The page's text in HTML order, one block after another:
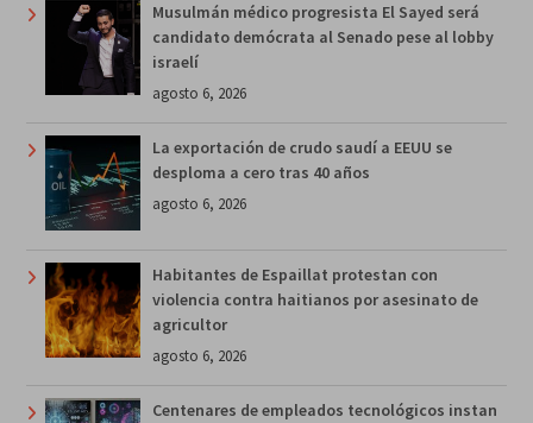
Musulmán médico progresista El Sayed será
candidato demócrata al Senado pese al lobby
israelí
agosto 6, 2026
La exportación de crudo saudí a EEUU se
desploma a cero tras 40 años
agosto 6, 2026
Habitantes de Espaillat protestan con
violencia contra haitianos por asesinato de
agricultor
agosto 6, 2026
Centenares de empleados tecnológicos instan